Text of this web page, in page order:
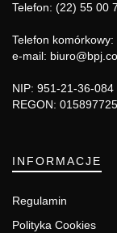
Telefon: (22) 55 00
Telefon
e-mail:
NIP: 951-21-36-084
REGON: 015897725
INFORMACJE
Regulamin
Polityka Cookies